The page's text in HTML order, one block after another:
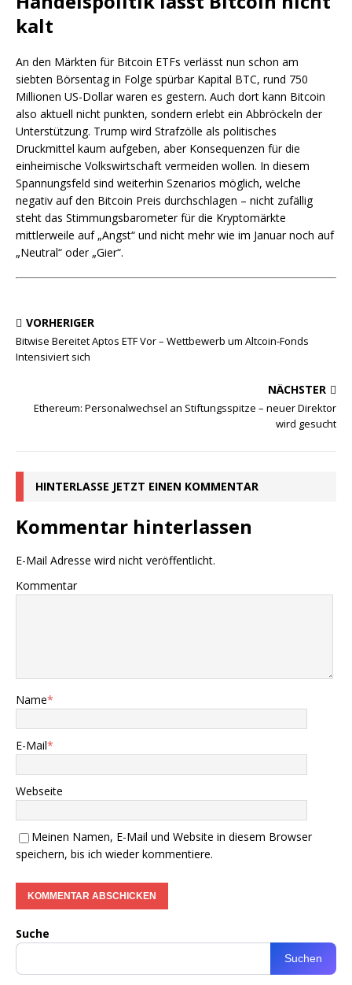
kalt
An den Märkten für Bitcoin ETFs verlässt nun schon am
siebten Börsentag in Folge spürbar Kapital BTC, rund 750
Millionen US-Dollar waren es gestern. Auch dort kann Bitcoin
also aktuell nicht punkten, sondern erlebt ein Abbröckeln der
Unterstützung. Trump wird Strafzölle als politisches
Druckmittel kaum aufgeben, aber Konsequenzen für die
einheimische Volkswirtschaft vermeiden wollen. In diesem
Spannungsfeld sind weiterhin Szenarios möglich, welche
negativ auf den Bitcoin Preis durchschlagen – nicht zufällig
steht das Stimmungsbarometer für die Kryptomärkte
mittlerweile auf „Angst“ und nicht mehr wie im Januar noch auf
„Neutral“ oder „Gier“.
VORHERIGER
Bitwise Bereitet Aptos ETF Vor – Wettbewerb um Altcoin-Fonds
Intensiviert sich
NÄCHSTER
Ethereum: Personalwechsel an Stiftungsspitze – neuer Direktor
wird gesucht
HINTERLASSE JETZT EINEN KOMMENTAR
Kommentar hinterlassen
E-Mail Adresse wird nicht veröffentlicht.
Kommentar
Name*
E-Mail*
Webseite
Meinen Namen, E-Mail und Website in diesem Browser
speichern, bis ich wieder kommentiere.
Suche
Suchen